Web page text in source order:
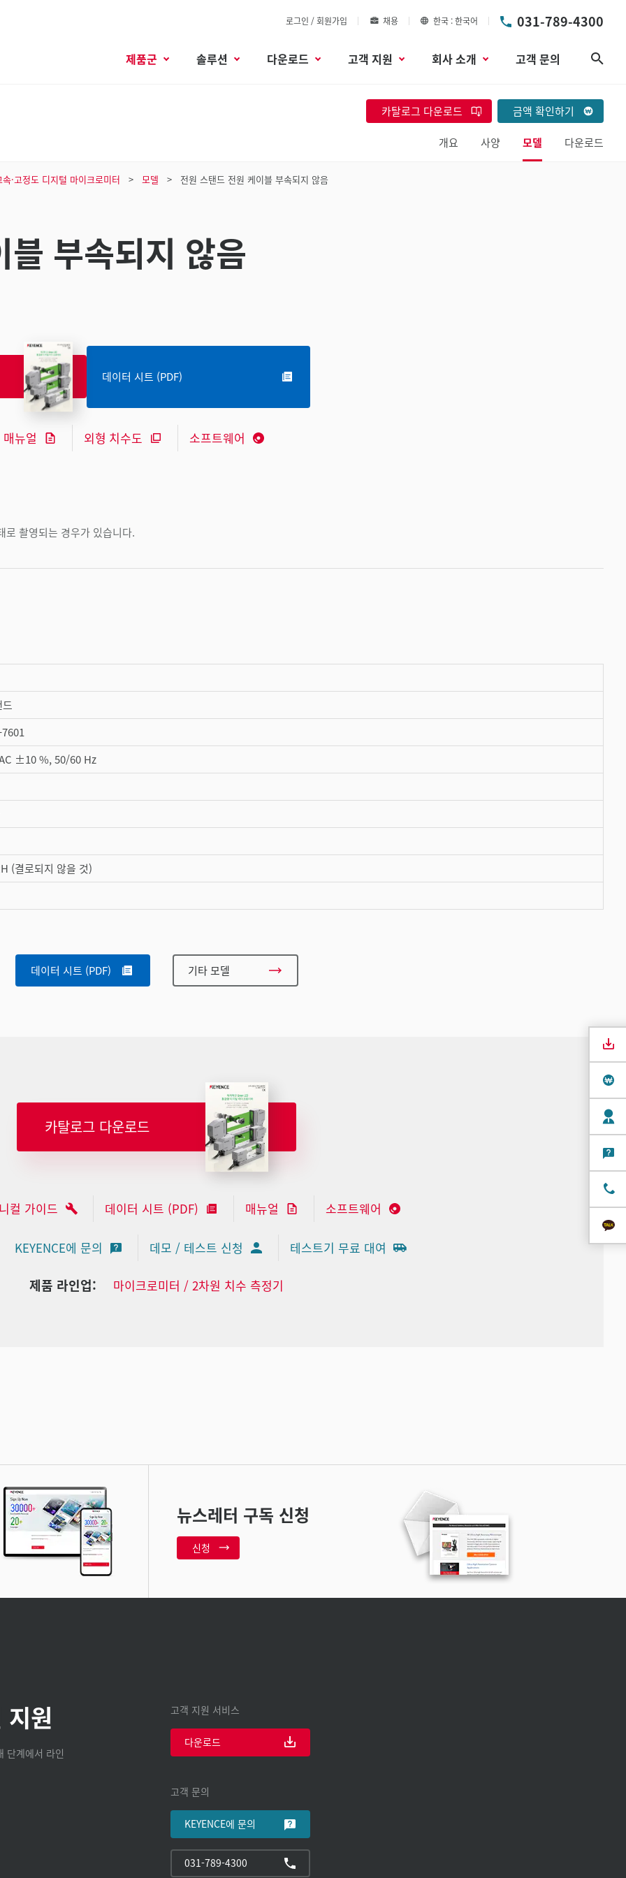
로그인 / 회원가입 채용 한국 한국어 031-789-4300
제품군 솔루션 다운로드 고객 지원 회사 소개 고객 문의
카탈로그 다운로드 금액 확인하기
개요 사양 모델 다운로드
속·고정도 디지털 마이크로미터 모델 전원 스탠드 전원 케이블 부속되지 않음
부속되지 않음
로 촬영되는 경우가 있습니다.
데이터 시트 (PDF)
매뉴얼 외형 치수도 소프트웨어
±10 %, 50/60 Hz
(결로되지 않을 것)
데이터 시트 (PDF) 기타 모델
카탈로그 다운로드
컬 가이드 데이터 시트 (PDF) 매뉴얼 소프트웨어
KEYENCE에 문의 데모 / 테스트 신청 테스트기 무료 대여
제품 라인업: 마이크로미터 / 2차원 치수 측정기
뉴스레터 구독 신청
신청
원
단계에서 라인
고객 지원 서비스
다운로드
고객 문의
KEYENCE에 문의
031-789-4300